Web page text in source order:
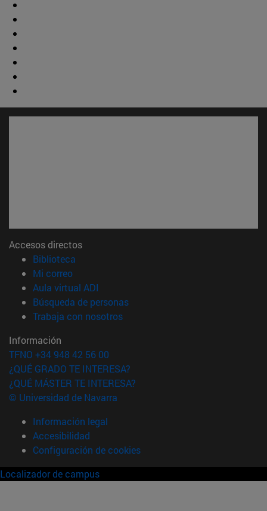
Accesos directos
Biblioteca
Mi correo(abre en nueva ventana)
Aula virtual ADI
Búsqueda de personas(abre en nueva ventana)
Trabaja con nosotros(abre en nueva ventana)
Información
TFNO +34 948 42 56 00
¿QUÉ GRADO TE INTERESA?
¿QUÉ MÁSTER TE INTERESA?
© Universidad de Navarra
Información legal
Accesibilidad
Configuración de cookies
Localizador de campus